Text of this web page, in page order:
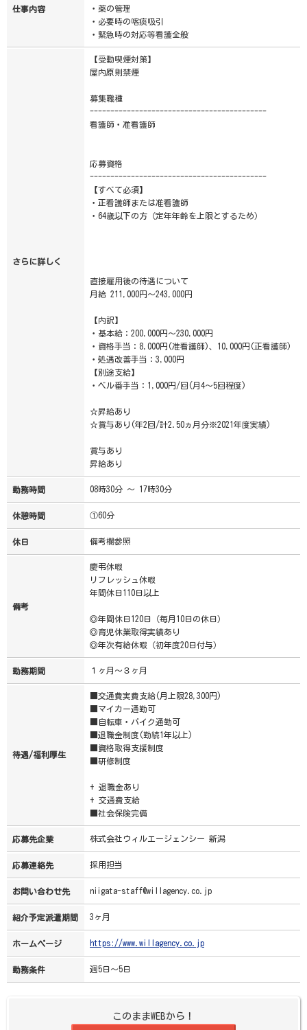
仕事内容
・薬の管理
・必要時の喀痰吸引
・緊急時の対応等看護全般
さらに詳しく
【受動喫煙対策】
屋内原則禁煙
募集職種
-------------------------------------------
看護師・准看護師
応募資格
-------------------------------------------
【すべて必須】
・正看護師または准看護師
・64歳以下の方（定年年齢を上限とするため）
直接雇用後の待遇について
月給 211,000円～243,000円
【内訳】
・基本給：200,000円～230,000円
・資格手当：8,000円(准看護師)、10,000円(正看護師)
・処遇改善手当：3,000円
【別途支給】
・ベル番手当：1,000円/回(月4～5回程度)
☆昇給あり
☆賞与あり(年2回/計2.50ヵ月分※2021年度実績)
賞与あり
昇給あり
勤務時間 08時30分 ～ 17時30分
休憩時間 ①60分
休日 備考欄参照
備考
慶弔休暇
リフレッシュ休暇
年間休日110日以上
◎年間休日120日（毎月10日の休日）
◎育児休業取得実績あり
◎年次有給休暇（初年度20日付与）
勤務期間 １ヶ月～３ヶ月
待遇/福利厚生
■交通費実費支給(月上限28,300円)
■マイカー通勤可
■自転車・バイク通勤可
■退職金制度(勤続1年以上)
■資格取得支援制度
■研修制度
+ 退職金あり
+ 交通費支給
■社会保険完備
応募先企業 株式会社ウィルエージェンシー 新潟
応募連絡先 採用担当
お問い合わせ先 niigata-staff@willagency.co.jp
紹介予定派遣期間 3ヶ月
ホームページ https://www.willagency.co.jp
勤務条件 週5日～5日
このままWEBから！